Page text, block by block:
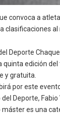
convoca a
clasificaciones
Deporte
quinta edición
y gratuita.
por este
Deporte,
máster es una